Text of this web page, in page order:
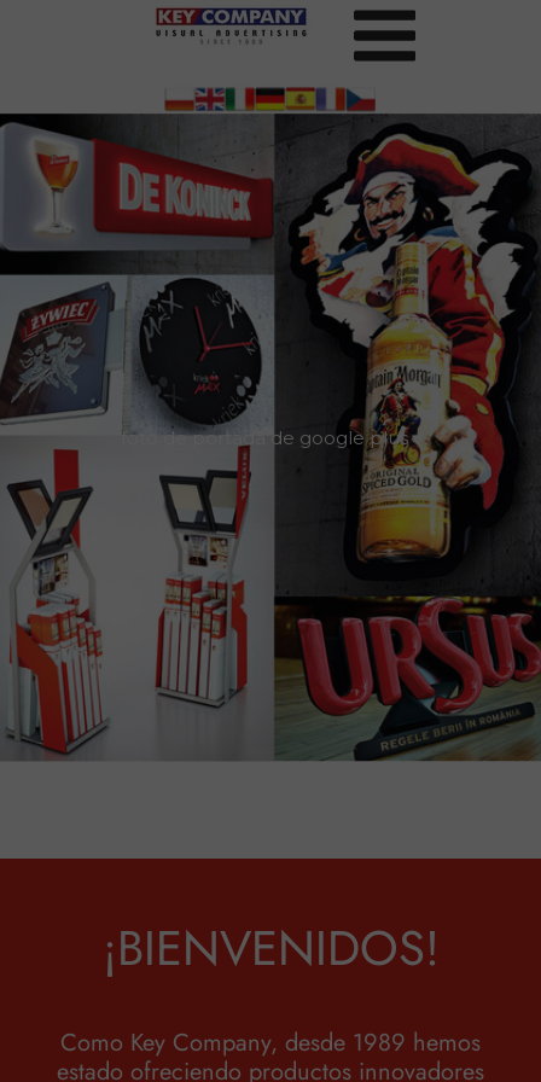
foto de portada de google plus
¡BIENVENIDOS!
Como Key Company, desde 1989 hemos
estado ofreciendo productos innovadores